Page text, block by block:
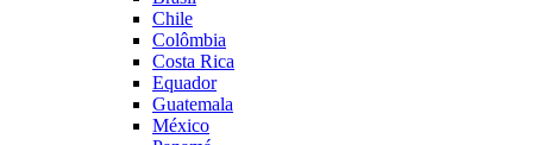
Chile
Colômbia
Costa Rica
Equador
Guatemala
México